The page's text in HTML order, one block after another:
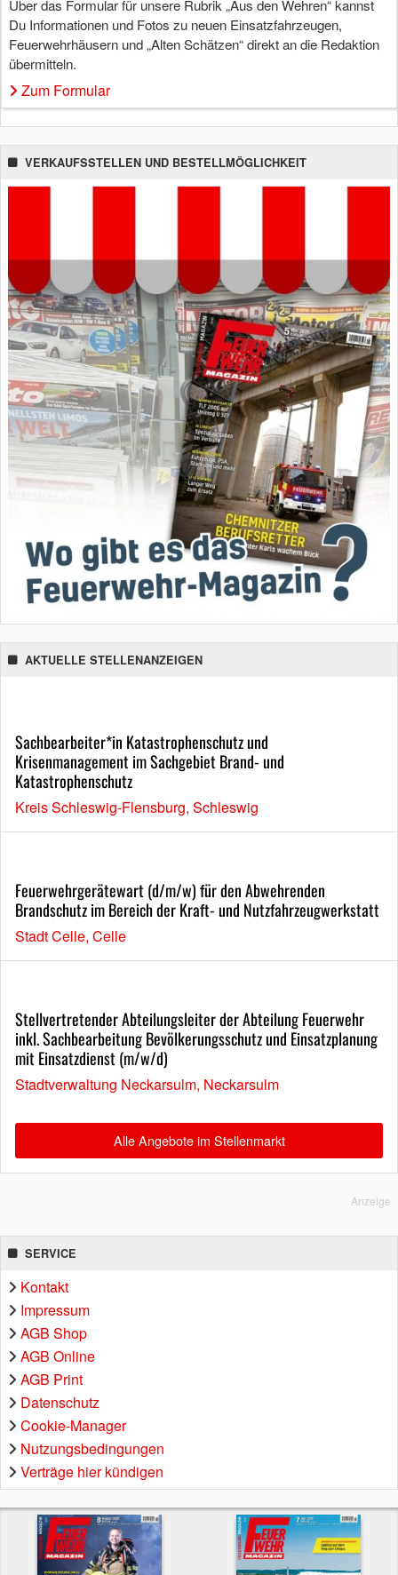
Über das Formular für unsere Rubrik „Aus den Wehren“ kannst
Du Informationen und Fotos zu neuen Einsatzfahrzeugen,
Feuerwehrhäusern und „Alten Schätzen“ direkt an die Redaktion
übermitteln.
Zum Formular
VERKAUFSSTELLEN UND BESTELLMÖGLICHKEIT
AKTUELLE STELLENANZEIGEN
Sachbearbeiter*in Katastrophenschutz und
Krisenmanagement im Sachgebiet Brand- und
Katastrophenschutz
Kreis Schleswig-Flensburg, Schleswig
Feuerwehrgerätewart (d/m/w) für den Abwehrenden
Brandschutz im Bereich der Kraft- und Nutzfahrzeugwerkstatt
Stadt Celle, Celle
Stellvertretender Abteilungsleiter der Abteilung Feuerwehr
inkl. Sachbearbeitung Bevölkerungsschutz und Einsatzplanung
mit Einsatzdienst (m/w/d)
Stadtverwaltung Neckarsulm, Neckarsulm
Alle Angebote im Stellenmarkt
Anzeige
SERVICE
Kontakt
Impressum
AGB Shop
AGB Online
AGB Print
Datenschutz
Cookie-Manager
Nutzungsbedingungen
Verträge hier kündigen